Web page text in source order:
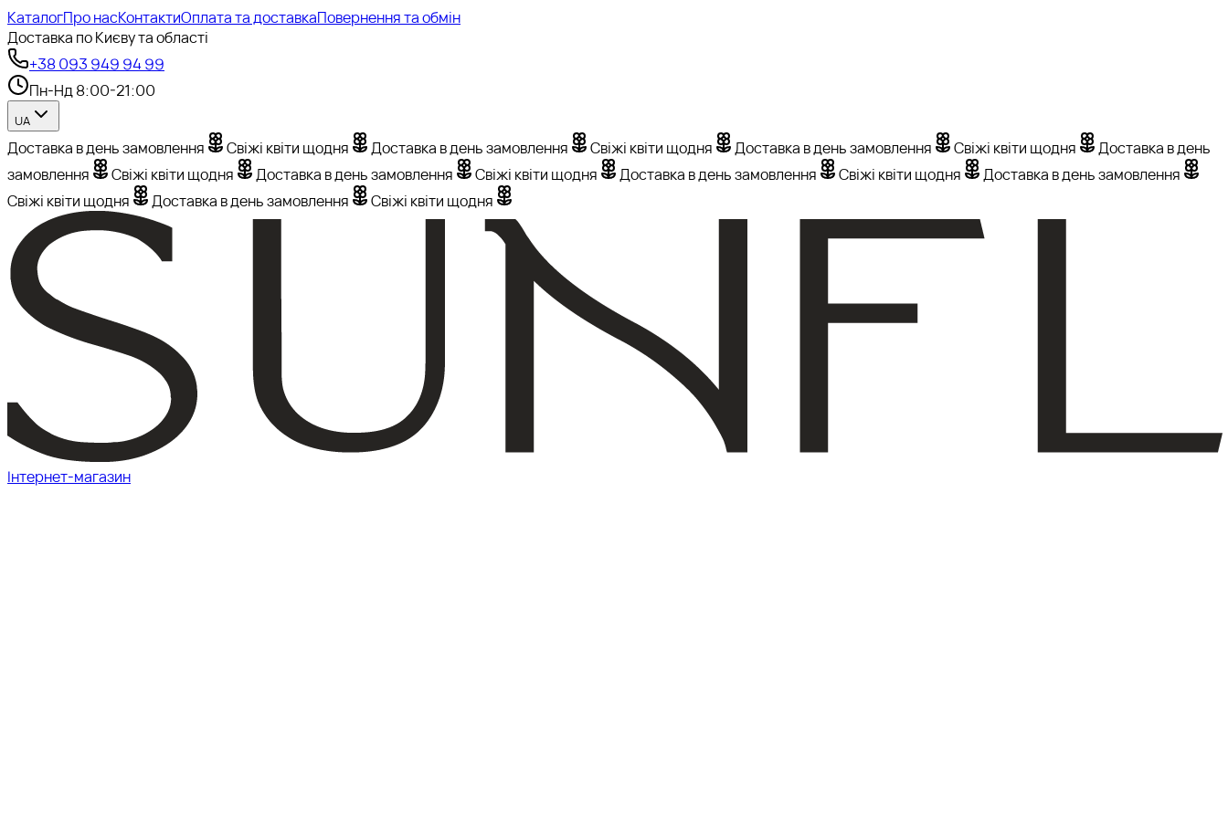
КаталогПро насКонтактиОплата та доставкаПовернення та обмін
Доставка по Києву та області
+38 093 949 94 99
Пн-Нд 8:00-21:00
UA
Доставка в день замовлення Свіжі квіти щодня Доставка в день замовлення Свіжі квіти щодня Доставка в день замовлення Свіжі квіти щодня
Доставка в день
замовлення
Свіжі квіти щодня Доставка в день замовлення Свіжі квіти щодня Доставка в день замовлення Свіжі квіти щодня
Доставка в день замовлення
Свіжі квіти щодня
Доставка в день замовлення Свіжі квіти щодня
Інтернет-магазин